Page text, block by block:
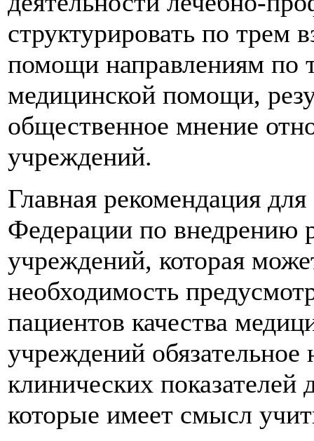
структурировать по трем
помощи направлениям по
медицинской помощи,
общественное мнение
учреждений.
Главная рекомендация
Федерации по внедрению
учреждений, которая
необходимость
пациентов качества
учреждений обязательное
клинических
которые имеет смысл